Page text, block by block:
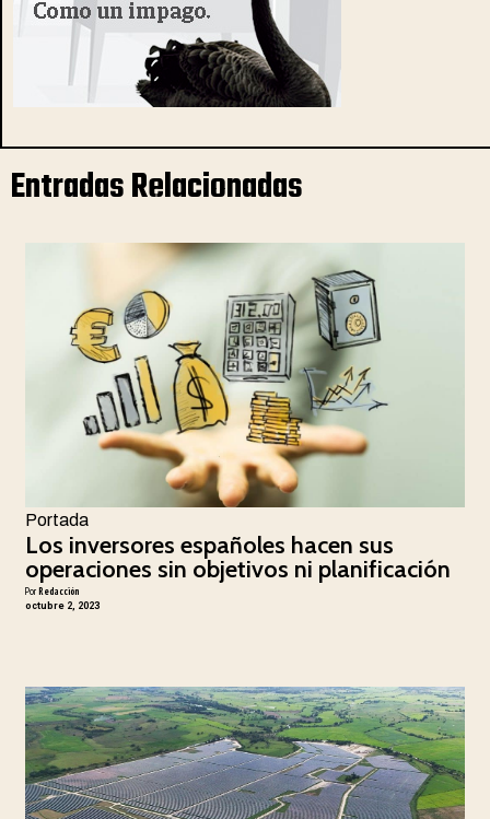
Entradas Relacionadas
Portada
Los inversores españoles hacen sus
operaciones sin objetivos ni planificación
PorRedacción
octubre 2, 2023